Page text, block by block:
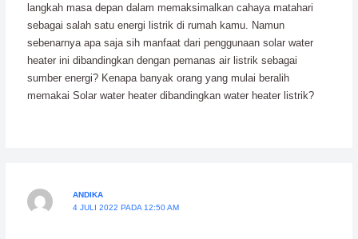
langkah masa depan dalam memaksimalkan cahaya matahari
sebagai salah satu energi listrik di rumah kamu. Namun
sebenarnya apa saja sih manfaat dari penggunaan solar water
heater ini dibandingkan dengan pemanas air listrik sebagai
sumber energi? Kenapa banyak orang yang mulai beralih
memakai Solar water heater dibandingkan water heater listrik?
ANDIKA
4 JULI 2022 PADA 12:50 AM